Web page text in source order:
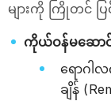
များကို ကြိုတင်
ကိုယ်ဝန်မဆောင်
ရောဂါ
ချိန်